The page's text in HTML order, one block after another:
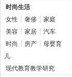
时尚生活
女性 ┆ 奢侈 ┆ 家庭
美容 ┆ 家居 ┆ 汽车
时尚 ┆ 房产 ┆ 母婴育
儿
现代教育教学研究